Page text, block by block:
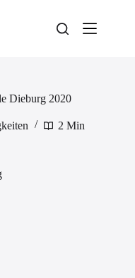
Dieburg 2020
2 Min